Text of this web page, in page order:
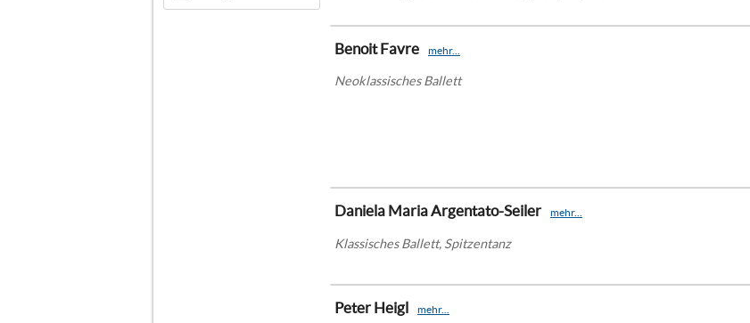
Benoit Favre mehr...
Neoklassisches Ballett
Daniela Maria Argentato-Seiler mehr...
Klassisches Ballett, Spitzentanz
Peter Heigl mehr...